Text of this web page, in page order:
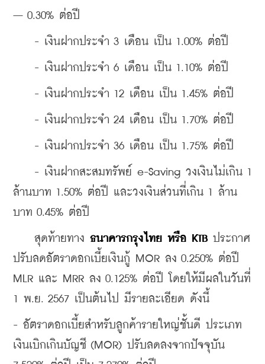
– 0.30% ต่อปี
- เงินฝากประจำ 3 เดือน เป็น 1.00% ต่อปี
- เงินฝากประจำ 6 เดือน เป็น 1.10% ต่อปี
- เงินฝากประจำ 12 เดือน เป็น 1.45% ต่อปี
- เงินฝากประจำ 24 เดือน เป็น 1.70% ต่อปี
- เงินฝากประจำ 36 เดือน เป็น 1.75% ต่อปี
- เงินฝากสะสมทรัพย์ e-Saving วงเงินไม่เกิน 1
ล้านบาท 1.50% ต่อปี และวงเงินส่วนที่เกิน 1 ล้าน
บาท 0.45% ต่อปี
สุดท้ายทาง ธนาคารกรุงไทย หรือ KTB ประกาศ
ปรับลดอัตราดอกเบี้ยเงินกู้ MOR ลง 0.250% ต่อปี
MLR และ MRR ลง 0.125% ต่อปี โดยให้มีผลในวันที่
1 พ.ย. 2567 เป็นต้นไป มีรายละเอียด ดังนี้
- อัตราดอกเบี้ยสำหรับลูกค้ารายใหญ่ชั้นดี ประเภท
เงินเบิกเกินบัญชี (MOR) ปรับลดลงจากปัจจุบัน